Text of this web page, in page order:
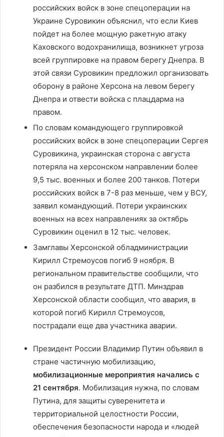
российских войск в зоне спецоперации на
Украине Суровикин объяснил, что если Киев
пойдет на более мощную ракетную атаку
Каховского водохранилища, возникнет угроза
всей группировке на правом берегу Днепра. В
этой связи Суровикин предложил организовать
оборону в районе Херсона на левом берегу
Днепра и отвести войска с плацдарма на
правом.
По словам командующего группировкой
российских войск в зоне спецоперации Сергея
Суровикина, украинская сторона с августа
потеряла на херсонском направлении более
9,5 тыс. военных и более 200 танков. Потери
российских войск в 7-8 раз меньше, чем у ВСУ,
заявил командующий. Потери украинских
военных на всех направлениях за октябрь
Суровикин оценил в 12 тыс. человек.
Замглавы Херсонской обладминистрации
Кирилл Стремоусов погиб 9 ноября. В
региональном правительстве сообщили, что
он разбился в результате ДТП. Минздрав
Херсонской области сообщил, что авария, в
которой погиб Кирилл Стремоусов,
пострадали еще два участника аварии.
Президент России Владимир Путин объявил в
стране частичную мобилизацию,
мобилизационные мероприятия начались с
21 сентября. Мобилизация нужна, по словам
Путина, для защиты суверенитета и
территориальной целостности России,
обеспечения безопасности народа и «людей